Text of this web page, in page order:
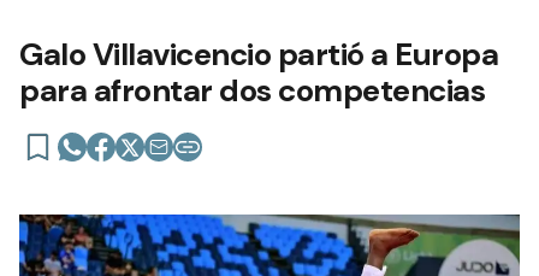
Galo Villavicencio partió a Europa
para afrontar dos competencias